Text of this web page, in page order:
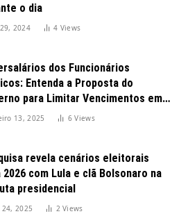
o dia
2024 4 Views
dos Funcionários
Entenda a Proposta do
para Limitar Vencimentos em
13, 2025 6Views
revela cenários eleitorais
2026 com Lula e clã Bolsonaro na
presidencial
2025 2Views